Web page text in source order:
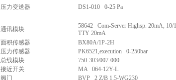
压力变送器 DS1-010 0-25 Pa
通讯模块
58642 Com-Server Highsp. 20mA, 10/
TTY 20mA
面积传感器
BX80A/1P-2H
压力传感器
PK6521,execution 0-250bar
总线模块
750-303/007-000
接近开关
MA 064-12Y-L
阀门 BVP 2 Z/B 1.5-WG230